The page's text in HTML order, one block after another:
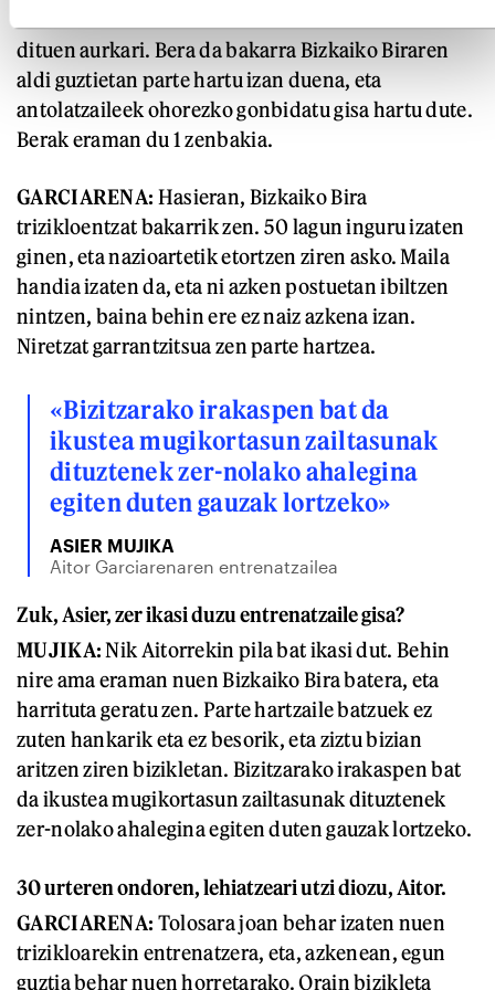
dituen aurkari. Bera da bakarra Bizkaiko Biraren
aldi guztietan parte hartu izan duena, eta
antolatzaileek ohorezko gonbidatu gisa hartu dute.
Berak eraman du 1 zenbakia.
GARCIARENA: Hasieran, Bizkaiko Bira
trizikloentzat bakarrik zen. 50 lagun inguru izaten
ginen, eta nazioartetik etortzen ziren asko. Maila
handia izaten da, eta ni azken postuetan ibiltzen
nintzen, baina behin ere ez naiz azkena izan.
Niretzat garrantzitsua zen parte hartzea.
«Bizitzarako irakaspen bat da
ikustea mugikortasun zailtasunak
dituztenek zer-nolako ahalegina
egiten duten gauzak lortzeko»
ASIER MUJIKA
Aitor Garciarenaren entrenatzailea
Zuk, Asier, zer ikasi duzu entrenatzaile gisa?
MUJIKA:Nik Aitorrekin pila bat ikasi dut. Behin
nire ama eraman nuen Bizkaiko Bira batera, eta
harrituta geratu zen. Parte hartzaile batzuek ez
zuten hankarik eta ez besorik, eta ziztu bizian
aritzen ziren bizikletan. Bizitzarako irakaspen bat
da ikustea mugikortasun zailtasunak dituztenek
zer-nolako ahalegina egiten duten gauzak lortzeko.
30 urteren ondoren, lehiatzeari utzi diozu, Aitor.
GARCIARENA: Tolosara joan behar izaten nuen
trizikloarekin entrenatzera, eta, azkenean, egun
guztia behar nuen horretarako. Orain bizikleta